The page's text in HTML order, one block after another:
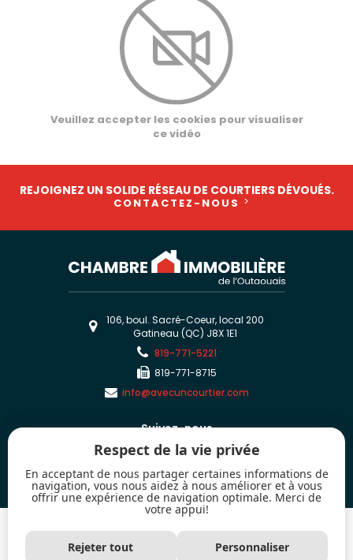
Veuillez accepter les cookies pour visualiser
ce vidéo
REJOIGNEZ UN SOLIDE RÉSEAU DE COURTIERS DÉVOUÉS.
CONTACTEZ-NOUS
106, boul. Sacré-Coeur, local 200
Gatineau (QC) J8X 1E1
819-771-5221
819-771-8715
info@avecuncourtier.com
Suivez-nous
Les marques de commerce MLS® et Multiple Listing Service® ainsi que les
logos connexes sont la propriété de l'Association canadienne de l’immeuble
Respect de la vie privée
En acceptant de nous partager certaines informations de
navigation, vous nous aidez à nous améliorer et à vous
offrir une expérience de navigation optimale. Merci de
votre appui!
Rejeter tout Personnaliser